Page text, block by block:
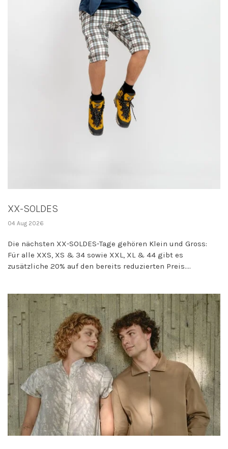
XX-SOLDES
04 Aug 2026
Die nächsten XX-SOLDES-Tage gehören Klein und Gross:
Für alle XXS, XS & 34 sowie XXL, XL & 44 gibt es
zusätzliche 20% auf den bereits reduzierten Preis....